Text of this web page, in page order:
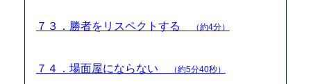
７３．勝者をリスペクトする （約4分）
７４．場面屋にならない （約5分40秒）